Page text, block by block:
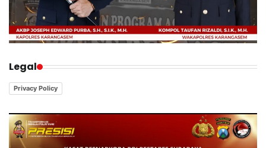
Legal
Privacy Policy